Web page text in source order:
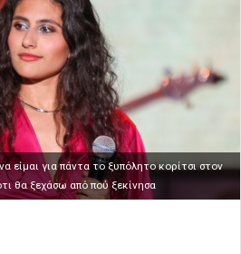
είμαι για πάντα το ξυπόλητο κορίτσι στον
θα ξεχάσω από πού ξεκίνησα